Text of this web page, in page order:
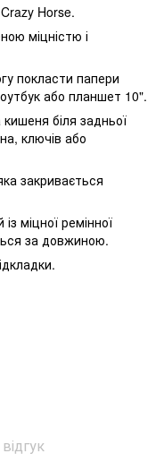
Horse.
міцністю і
покласти папери
або планшет 10".
біля задньої
ключів або
закривається
міцної ремінної
за довжиною.